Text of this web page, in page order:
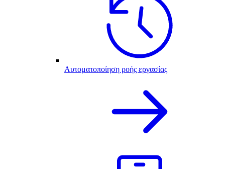
Αυτοματοποίηση ροής εργασίας